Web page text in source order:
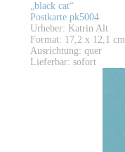
„black cat“
Postkarte pk5004
Urheber: Katrin Alt
Format: 17,2 x 12,1 cm
Ausrichtung: quer
Lieferbar: sofort